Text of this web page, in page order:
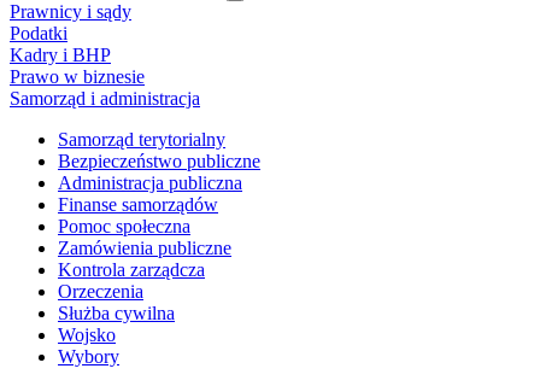
Prawnicy i sądy
Podatki
Kadry i BHP
Prawo w biznesie
Samorząd i administracja
Samorząd terytorialny
Bezpieczeństwo publiczne
Administracja publiczna
Finanse samorządów
Pomoc społeczna
Zamówienia publiczne
Kontrola zarządcza
Orzeczenia
Służba cywilna
Wojsko
Wybory